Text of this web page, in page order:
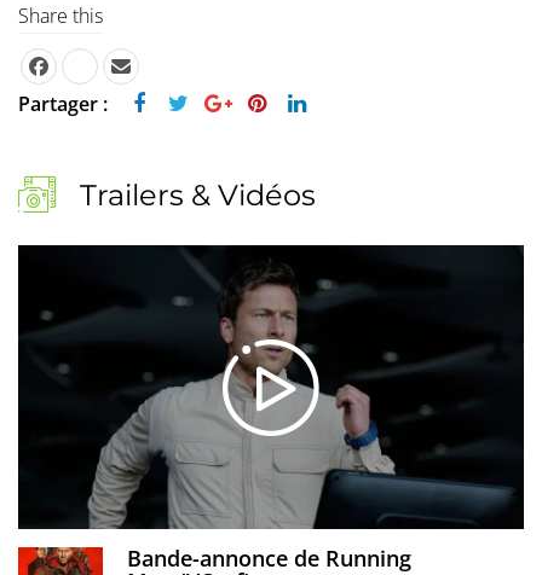
Share this
Partager :
Trailers & Vidéos
Bande-annonce de Running